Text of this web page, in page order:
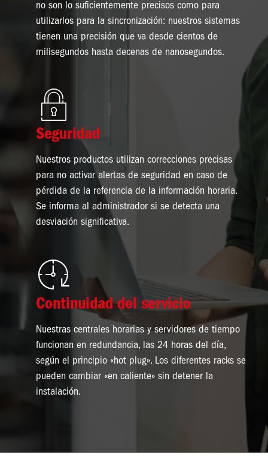
no son lo suficientemente precisos como para
utilizarlos para la sincronización: nuestros sistemas
tienen una precisión que va desde cientos de
milisegundos hasta decenas de nanosegundos.
Imagen
Seguridad
Nuestros productos utilizan correcciones precisas
para no activar alertas de seguridad en caso de
pérdida de la referencia de la información horaria.
Se informa al administrador si se detecta una
desviación significativa.
Imagen
Continuidad del servicio
Nuestras centrales horarias y servidores de tiempo
funcionan en redundancia, las 24 horas del día,
según el principio «hot plug». Los diferentes racks se
pueden cambiar «en caliente» sin detener la
instalación.